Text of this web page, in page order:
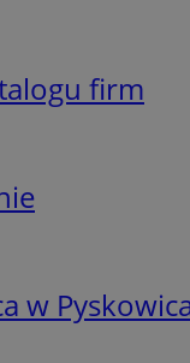
firm
w